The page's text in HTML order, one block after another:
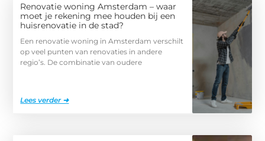
Renovatie woning Amsterdam – waar
moet je rekening mee houden bij een
huisrenovatie in de stad?
Een renovatie woning in Amsterdam verschilt
op veel punten van renovaties in andere
regio’s. De combinatie van oudere
Lees verder ➜